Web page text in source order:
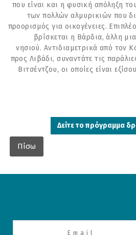
που είναι και η φυσική απόληξη
των πολλών αλμυρικιών που
προορισμός για οικογένειες.
βρίσκεται η Βάρδια, άλλη
νησιού. Αντιδιαμετρικά από τον
προς Λιβάδι, συναντάτε τις
Βιτσέντζου, οι οποίες είναι
Δείτε το πρόγραμμα
Πίσω